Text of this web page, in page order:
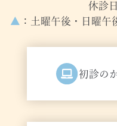
休診
▲ ：土曜午後・日曜
初診の